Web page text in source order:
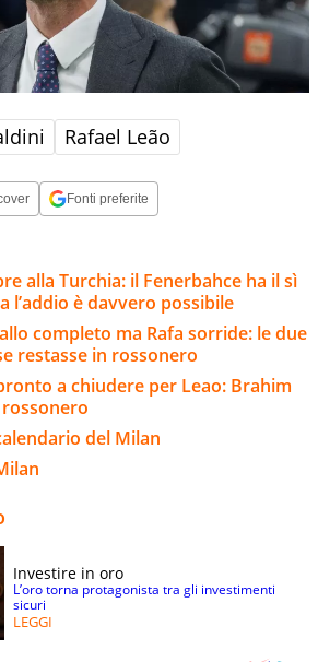
Rafael Leão
Fonti preferite
alla Turchia: il Fenerbahce ha il sì
l’addio è davvero possibile
completo ma Rafa sorride: le due
restasse in rossonero
a chiudere per Leao: Brahim
del Milan
Investire in oro
L’oro torna protagonista tra gli investimenti
sicuri
LEGGI